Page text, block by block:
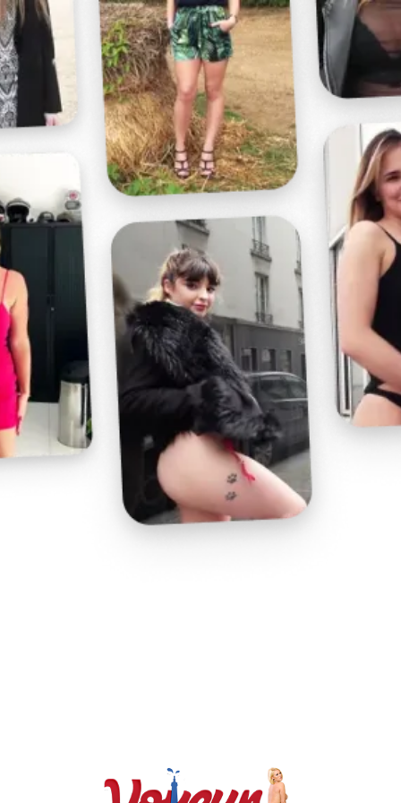
Profitez d'un essai 24h pour seulement 2€ !
Découvrir !
Basculer
navigation
VIDÉO À PROPOS
ELLE AVALE SA QUEUE ENTIÈREMENT...
01:00 - 1 357 vues
Video